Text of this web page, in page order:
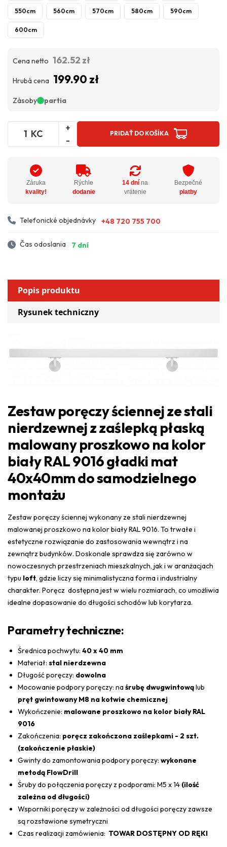
550cm 560cm 570cm 580cm 590cm
600cm
Cena netto 162.52 zł
Hrubá cena 199.90 zł
Zásoby partia
KC
+
-
PRIDAŤ DO KOŠÍKA
Záruka
kvality!
Rýchle
dodanie
14 dní na
vrátenie
Bezpečné
platby
Telefonické objednávky +48 720 755 700
Čas odoslania 7 dní
Popis produktu
Rysunek techniczny
Zestaw poręczy ściennej ze stali
nierdzewnej z zaślepką płaską
malowany proszkowo na kolor
biały RAL 9016 gładki mat
40x40mm do samodzielnego
montażu
Zestaw poręczy ściennej wykonany ze stali nierdzewnej
malowanej proszkowo na kolor biały RAL 9016. To trwałe i
estetyczne rozwiązanie do zastosowania wewnątrz i na
zewnątrz budynków. Doskonale sprawdza się zarówno w
nowoczesnych przestrzeniach mieszkalnych, jak i w aranżacjach
typu loft, gdzie liczy się minimalistyczna forma i industrialny
charakter. Poręcz dostępna jest w wielu rozmiarach, co umożliwia
idealne dopasowanie do długości schodów lub korytarza.
Parametry techniczne:
Średnica pochwytu: 40 x 40 mm
Materiał: stal nierdzewna
Długość poręczy: dowolna
Mocowanie podpory poręczy: naśrubę dwugwintowąlub
pręt gwintowany M8 na kotwie chemicznej
Wykończenie: malowane proszkowo na kolor biały RAL
9016
Zakończenia: poręcz zakończona zaślepkami - 2 szt.
(zakończenie płaskie)
Gwinty do zamontowania podpory poręczy: wykonane
metodą FlowDrill
Śruby do połączenia poręczy z podporami: M5 x 14 (ilość
zależna od długości)
Wsporniki poręczy w zależności od długości poręczy zawsze
są rozstawione symetryczni
Czas realizacji zamówienia: TOWAR DOSTĘPNY OD RĘKI